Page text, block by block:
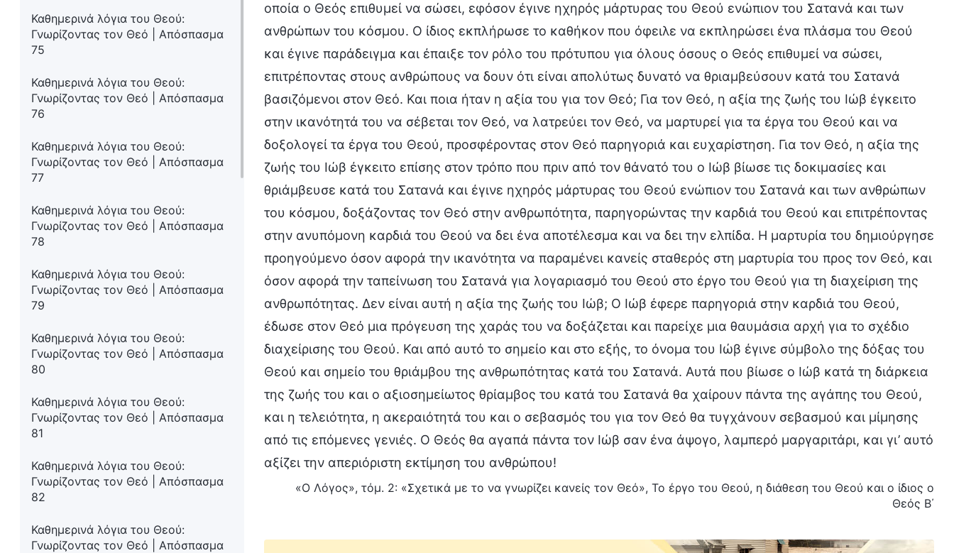
Καθημερινά λόγια του Θεού:
Γνωρίζοντας τον Θεό | Απόσπασμα
75
Καθημερινά λόγια του Θεού:
Γνωρίζοντας τον Θεό | Απόσπασμα
76
Καθημερινά λόγια του Θεού:
Γνωρίζοντας τον Θεό | Απόσπασμα
77
Καθημερινά λόγια του Θεού:
Γνωρίζοντας τον Θεό | Απόσπασμα
78
Καθημερινά λόγια του Θεού:
Γνωρίζοντας τον Θεό | Απόσπασμα
79
Καθημερινά λόγια του Θεού:
Γνωρίζοντας τον Θεό | Απόσπασμα
80
Καθημερινά λόγια του Θεού:
Γνωρίζοντας τον Θεό | Απόσπασμα
81
Καθημερινά λόγια του Θεού:
Γνωρίζοντας τον Θεό | Απόσπασμα
82
Καθημερινά λόγια του Θεού:
Γνωρίζοντας τον Θεό | Απόσπασμα
οποία ο Θεός επιθυμεί να σώσει, εφόσον έγινε ηχηρός μάρτυρας του Θεού ενώπιον του Σατανά και των
ανθρώπων του κόσμου. Ο ίδιος εκπλήρωσε το καθήκον που όφειλε να εκπληρώσει ένα πλάσμα του Θεού
και έγινε παράδειγμα και έπαιξε τον ρόλο του πρότυπου για όλους όσoυς ο Θεός επιθυμεί να σώσει,
επιτρέποντας στους ανθρώπους να δουν ότι είναι απολύτως δυνατό να θριαμβεύσουν κατά του Σατανά
βασιζόμενοι στον Θεό. Και ποια ήταν η αξία του για τον Θεό; Για τον Θεό, η αξία της ζωής του Ιώβ έγκειτο
στην ικανότητά του να σέβεται τον Θεό, να λατρεύει τον Θεό, να μαρτυρεί για τα έργα του Θεού και να
δοξολογεί τα έργα του Θεού, προσφέροντας στον Θεό παρηγοριά και ευχαρίστηση. Για τον Θεό, η αξία της
ζωής του Ιώβ έγκειτο επίσης στον τρόπο που πριν από τον θάνατό του ο Ιώβ βίωσε τις δοκιμασίες και
θριάμβευσε κατά του Σατανά και έγινε ηχηρός μάρτυρας του Θεού ενώπιον του Σατανά και των ανθρώπων
του κόσμου, δοξάζοντας τον Θεό στην ανθρωπότητα, παρηγορώντας την καρδιά του Θεού και επιτρέποντας
στην ανυπόμονη καρδιά του Θεού να δει ένα αποτέλεσμα και να δει την ελπίδα. Η μαρτυρία του δημιούργησε
προηγούμενο όσον αφορά την ικανότητα να παραμένει κανείς σταθερός στη μαρτυρία του προς τον Θεό, και
όσον αφορά την ταπείνωση του Σατανά για λογαριασμό του Θεού στο έργο του Θεού για τη διαχείριση της
ανθρωπότητας. Δεν είναι αυτή η αξία της ζωής του Ιώβ; Ο Ιώβ έφερε παρηγοριά στην καρδιά του Θεού,
έδωσε στον Θεό μια πρόγευση της χαράς του να δοξάζεται και παρείχε μια θαυμάσια αρχή για το σχέδιο
διαχείρισης του Θεού. Και από αυτό το σημείο και στο εξής, το όνομα του Ιώβ έγινε σύμβολο της δόξας του
Θεού και σημείο του θριάμβου της ανθρωπότητας κατά του Σατανά. Αυτά που βίωσε ο Ιώβ κατά τη διάρκεια
της ζωής του και ο αξιοσημείωτος θρίαμβος του κατά του Σατανά θα χαίρουν πάντα της αγάπης του Θεού,
και η τελειότητα, η ακεραιότητά του και ο σεβασμός του για τον Θεό θα τυγχάνουν σεβασμού και μίμησης
από τις επόμενες γενιές. Ο Θεός θα αγαπά πάντα τον Ιώβ σαν ένα άψογο, λαμπερό μαργαριτάρι, και γι’ αυτό
αξίζει την απεριόριστη εκτίμηση του ανθρώπου!
«Ο Λόγος», τόμ. 2: «Σχετικά με το να γνωρίζει κανείς τον Θεό», Το έργο του Θεού, η διάθεση του Θεού και ο ίδιος ο
Θεός Β΄